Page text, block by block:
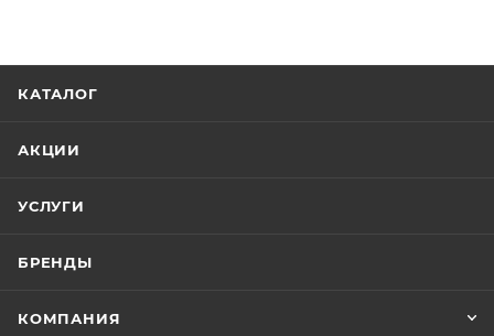
КАТАЛОГ
АКЦИИ
УСЛУГИ
БРЕНДЫ
КОМПАНИЯ